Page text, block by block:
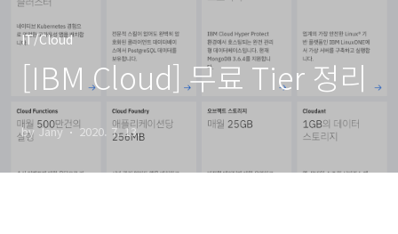
IT/Cloud
[IBM Cloud] 무료 Tier 정리
by Jany 2020. 7. 13.